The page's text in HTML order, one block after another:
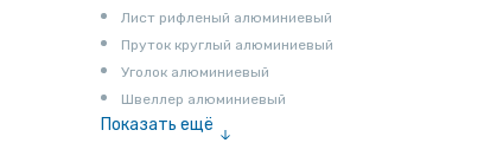
Лист рифленый алюминиевый
Пруток круглый алюминиевый
Уголок алюминиевый
Швеллер алюминиевый
Показать ещё